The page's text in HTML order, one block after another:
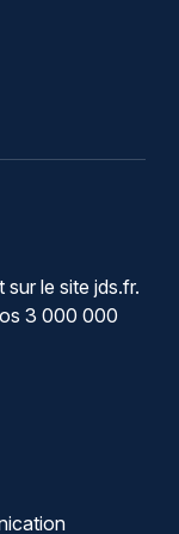
le site jds.fr.
3 000 000